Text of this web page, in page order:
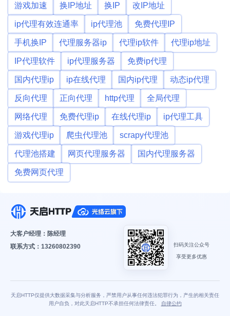
游戏加速 换IP地址 换IP 改IP地址
ip代理有效连通率 ip代理池 免费代理IP
手机换IP 代理服务器ip 代理ip软件 代理ip地址
IP代理软件 ip代理服务器 免费ip代理
国内代理ip ip在线代理 国内ip代理 动态ip代理
反向代理 正向代理 http代理 全局代理
网络代理 免费代理ip 在线代理ip ip代理工具
游戏代理ip 爬虫代理池 scrapy代理池
代理池搭建 网页代理服务器 国内代理服务器
免费网页代理
大客户经理：陈经理
联系方式：13260802390
扫码关注公众号
享受更多优惠
天启HTTP仅提供大数据采集与分析服务，严禁用户从事任何违法犯罪行为，产生的相关责任
用户自负，对此天启HTTP不承担任何法律责任。
自律公约